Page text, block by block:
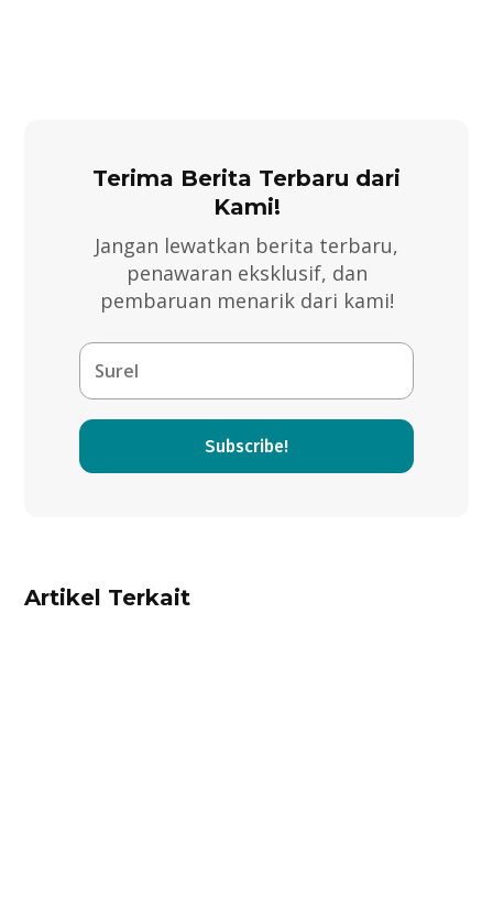
Terima Berita Terbaru dari
Kami!
Jangan lewatkan berita terbaru,
penawaran eksklusif, dan
pembaruan menarik dari kami!
Subscribe!
Artikel Terkait